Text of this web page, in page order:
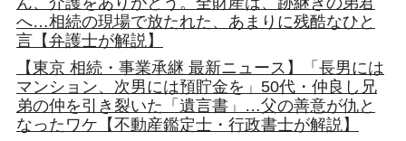
へ…相続の現場で放たれた、あまりに残酷なひと
言【弁護士が解説】
【東京 相続・事業承継 最新ニュース】「長男には
マンション、次男には預貯金を」50代・仲良し兄
弟の仲を引き裂いた「遺言書」…父の善意が仇と
なったワケ【不動産鑑定士・行政書士が解説】